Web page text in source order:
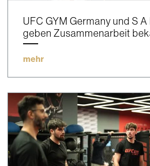
UFC GYM Germany und S A
geben Zusammenarbeit
mehr